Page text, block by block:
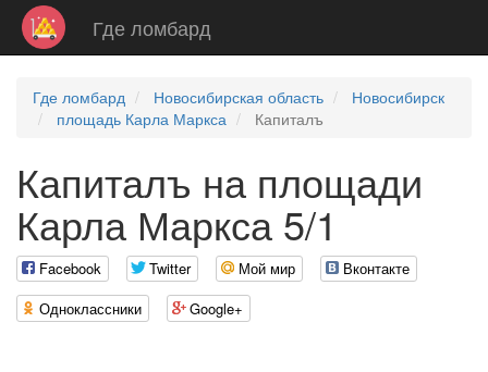
Где ломбард
Где ломбард Новосибирская область
Новосибирск
площадь Карла Маркса
Капиталъ
Капиталъ на площади
Карла Маркса 5/1
Facebook Twitter Мой мир
Вконтакте
Одноклассники
Google+